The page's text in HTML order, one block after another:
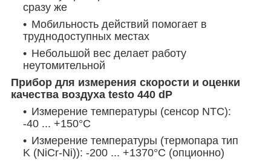
сразу же
Мобильность действий помогает в
труднодоступных местах
Небольшой вес делает работу
неутомительной
Прибор для измерения скорости и оценки
качества воздуха testo 440 dP
Измерение температуры (сенсор NTC):
-40 ... +150°C
Измерение температуры (термопара тип
K (NiCr-Ni)): -200 ... +1370°C (опционно)